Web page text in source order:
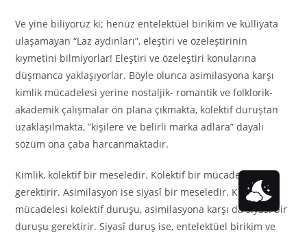
Ve yine biliyoruz ki; henüz entelektüel birikim ve külliyata
ulaşamayan “Laz aydınları”, eleştiri ve özeleştirinin
kıymetini bilmiyorlar! Eleştiri ve özeleştiri konularına
düşmanca yaklaşıyorlar. Böyle olunca asimilasyona karşı
kimlik mücadelesi yerine nostaljik- romantik ve folklorik-
akademik çalışmalar ön plana çıkmakta, kolektif duruştan
uzaklaşılmakta, ”kişilere ve belirli marka adlara” dayalı
sözüm ona çaba harcanmaktadır.
Kimlik, kolektif bir meseledir. Kolektif bir mücadeleyi
gerektirir. Asimilasyon ise siyasî bir meseledir. Kimlik
mücadelesi kolektif duruşu, asimilasyona karşı da siyasî bir
duruşu gerektirir. Siyasî duruş ise, entelektüel birikim ve